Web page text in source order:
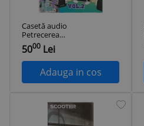
Casetă audio
Petrecerea
Burlacilor Vol.2,
originală
5000 Lei
Adauga in cos